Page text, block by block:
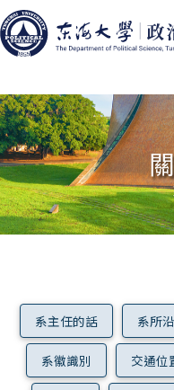
交通位置
系友情報
系友會
我想捐款
年報專區
測試用
系主任的話 系所
系徽識別 交通位